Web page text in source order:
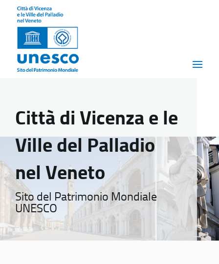
Città di Vicenza e le
Ville del Palladio
nel Veneto
Sito del Patrimonio Mondiale
UNESCO